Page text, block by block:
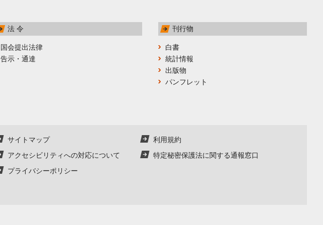
法 令
国会提出法律
告示・通達
刊行物
白書
統計情報
出版物
パンフレット
サイトマップ
利用規約
アクセシビリティへの対応について
特定秘密保護法に関する通報窓口
プライバシーポリシー